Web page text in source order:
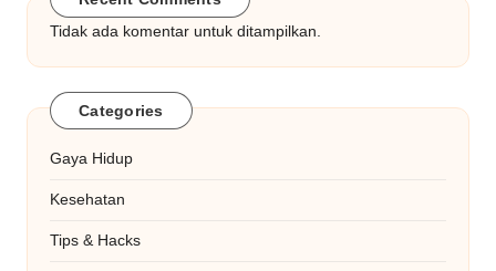
Tidak ada komentar untuk ditampilkan.
Categories
Gaya Hidup
Kesehatan
Tips & Hacks